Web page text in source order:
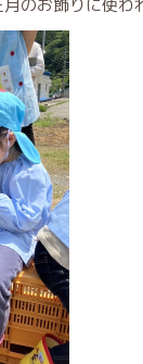
のお飾りに使わ